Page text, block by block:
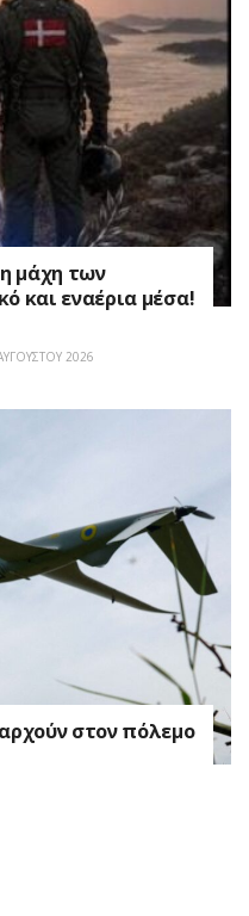
μάχη των
και εναέρια μέσα!
2026
στον πόλεμο